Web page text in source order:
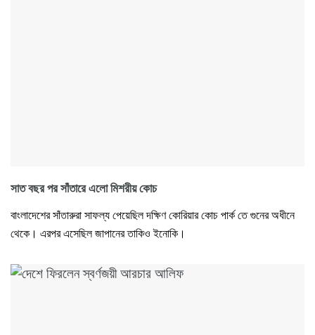
সাত বছর পর সাঁতারে এলো মিশরীয় কোচ
বাংলাদেশের সাঁতারুরা সাফল্য পেয়েছিল দক্ষিণ কোরিয়ার কোচ পার্ক তে গুনের অধীনে
থেকে। এরপর এসেছিল জাপানের তাকিও ইনোকি।